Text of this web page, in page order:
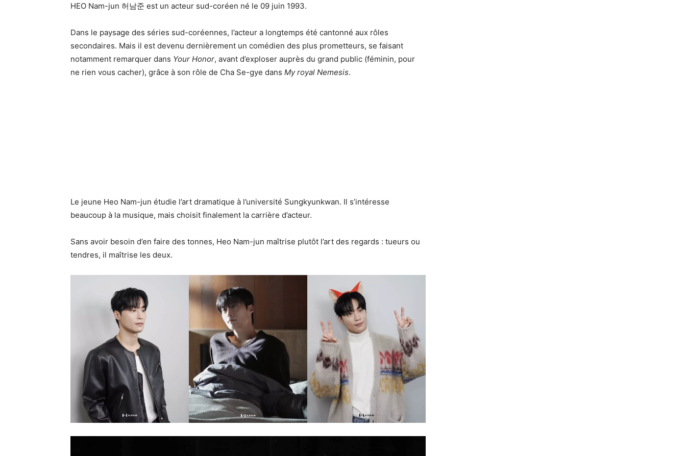
HEO Nam-jun 허남준 est un acteur sud-coréen né le 09 juin 1993.
Dans le paysage des séries sud-coréennes, l’acteur a longtemps été cantonné aux rôles
secondaires. Mais il est devenu dernièrement un comédien des plus prometteurs, se faisant
notamment remarquer dans Your Honor, avant d’exploser auprès du grand public (féminin, pour
ne rien vous cacher), grâce à son rôle de Cha Se-gye dans My royal Nemesis.
Le jeune Heo Nam-jun étudie l’art dramatique à l’université Sungkyunkwan. Il s’intéresse
beaucoup à la musique, mais choisit finalement la carrière d’acteur.
Sans avoir besoin d’en faire des tonnes, Heo Nam-jun maîtrise plutôt l’art des regards : tueurs ou
tendres, il maîtrise les deux.